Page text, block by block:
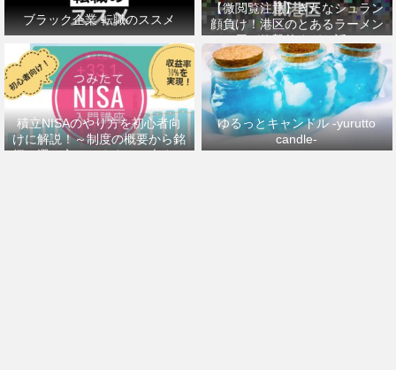
ブラック企業 転職のススメ
【微閲覧注意】きたなシュラン
顔負け！港区のとあるラーメン
屋が衝撃的すぎた話。
積立NISAのやり方を初心者向
けに解説！～制度の概要から銘
柄の選び方、おすすめの本まで
ゆるっとキャンドル -yurutto
candle-